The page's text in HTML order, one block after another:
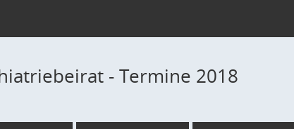
- Termine 2018